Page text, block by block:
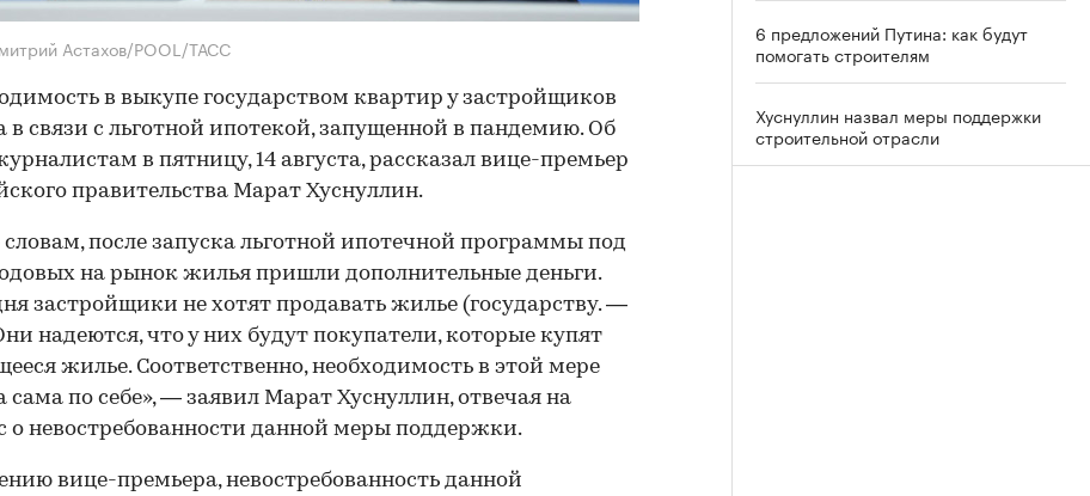
Астахов/POOL/ТАСС
в выкупе государством квартир у застройщиков
в связи с льготной ипотекой, запущенной в пандемию. Об
в пятницу, 14 августа, рассказал вице-премьер
правительства Марат Хуснуллин.
словам, после запуска льготной ипотечной программы под
на рынок жилья пришли дополнительные деньги.
застройщики не хотят продавать жилье (государству. —
надеются, что у них будут покупатели, которые купят
жилье. Соответственно, необходимость в этой мере
сама по себе», — заявил Марат Хуснуллин, отвечая на
о невостребованности данной меры поддержки.
вице-премьера, невостребованность данной
6 предложений Путина: как будут
помогать строителям
Хуснуллин назвал меры поддержки
строительной отрасли